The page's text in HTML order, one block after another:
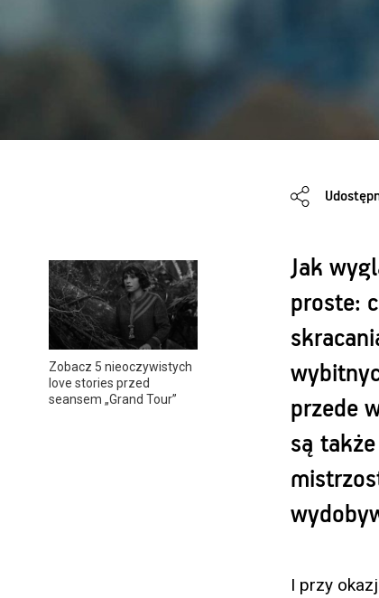
Zobacz 5 nieoczywistych
love stories przed
seansem „Grand Tour”
Jak
proste:
przede
są
I przy